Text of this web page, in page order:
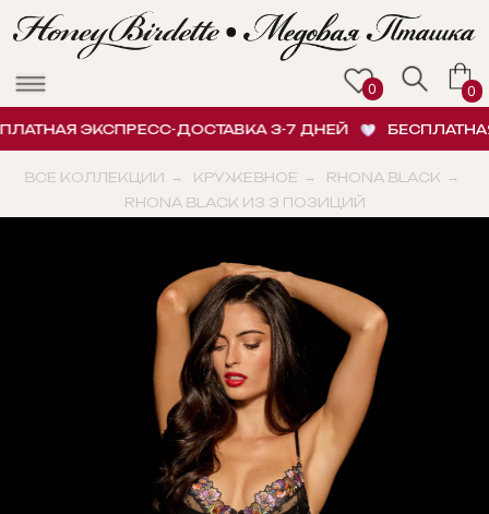
ЭКСПРЕСС-ДОСТАВКА 3-7 ДНЕЙ БЕСПЛАТНАЯ
ВСЕ КОЛЛЕКЦИИ → КРУЖЕВНОЕ → RHONA BLACK →
RHONA BLACK ИЗ 3 ПОЗИЦИЙ